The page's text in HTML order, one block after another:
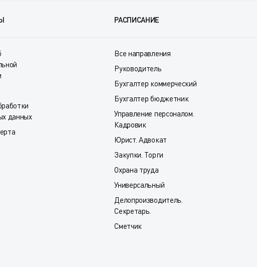
данных
РАСПИСАНИЕ
Все направления
Руководитель
Бухгалтер коммерческий
Бухгалтер бюджетник
Управление персоналом.
Кадровик
Юрист. Адвокат
Закупки. Торги
Охрана труда
Универсальный
Делопроизводитель.
Секретарь.
Сметчик